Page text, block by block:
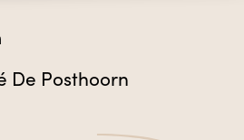
De Posthoorn